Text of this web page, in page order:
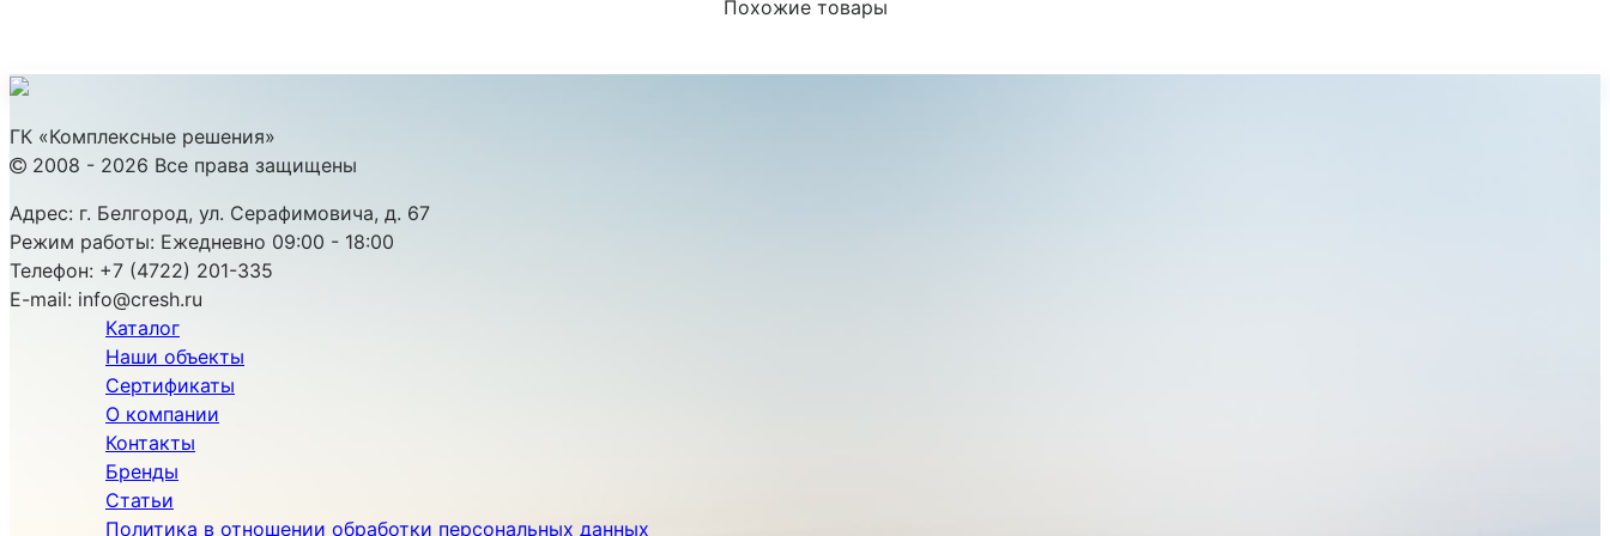
Похожие товары
ГК «Комплексные решения»
2008 - 2026 Все права защищены
Адрес: г. Белгород, ул. Серафимовича, д. 67
Режим работы: Ежедневно 09:00 - 18:00
Телефон: +7 (4722) 201-335
E-mail: info@cresh.ru
Каталог
Наши объекты
Сертификаты
О компании
Контакты
Бренды
Статьи
Политика в отношении обработки персональных данных